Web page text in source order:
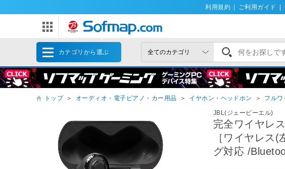
利用規約 ご利用ガイド
カテゴリから選ぶ
トップ ＞ オーディオ・電子ピアノ・カー用品 ＞ イヤホン・ヘッドホン ＞ フルワ
JBL(ジェービーエル)
完全ワイヤレ
［ワイヤレス
グ対応 /